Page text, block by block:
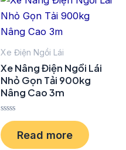
f
Xe Điện Ngồi Lái
Xe Nâng Điện Ngồi Lái
Nhỏ Gọn Tải 900kg
Nâng Cao 3m
a
t
e
Read more